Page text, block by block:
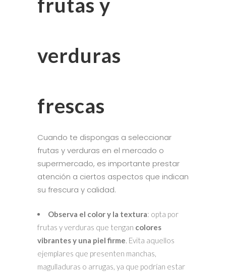
frutas y
verduras
frescas
Cuando te dispongas a seleccionar
frutas y verduras en el mercado o
supermercado, es importante prestar
atención a ciertos aspectos que indican
su frescura y calidad.
Observa el color y la textura: opta por
frutas y verduras que tengan colores
vibrantes y una piel firme. Evita aquellos
ejemplares que presenten manchas,
magulladuras o arrugas, ya que podrían estar